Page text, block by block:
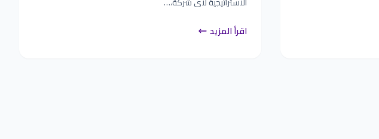
اقرأ المزيد